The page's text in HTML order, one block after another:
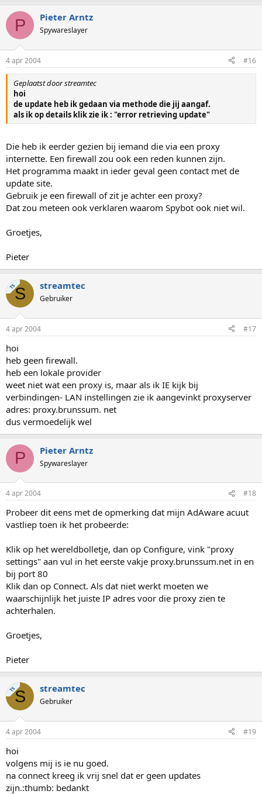
P Pieter Arntz
Spywareslayer
4 apr 2004 #16
Geplaatst door streamtec
hoi
de update heb ik gedaan via methode die jij aangaf.
als ik op details klik zie ik : "error retrieving update"
Die heb ik eerder gezien bij iemand die via een proxy
internette. Een firewall zou ook een reden kunnen zijn.
Het programma maakt in ieder geval geen contact met de
update site.
Gebruik je een firewall of zit je achter een proxy?
Dat zou meteen ook verklaren waarom Spybot ook niet wil.
Groetjes,
Pieter
TSS streamtec
Gebruiker
4 apr 2004 #17
hoi
heb geen firewall.
heb een lokale provider
weet niet wat een proxy is, maar als ik IE kijk bij
verbindingen- LAN instellingen zie ik aangevinkt proxyserver
adres: proxy.brunssum. net
dus vermoedelijk wel
P Pieter Arntz
Spywareslayer
4 apr 2004 #18
Probeer dit eens met de opmerking dat mijn AdAware acuut
vastliep toen ik het probeerde:
Klik op het wereldbolletje, dan op Configure, vink "proxy
settings" aan vul in het eerste vakje proxy.brunssum.net in en
bij port 80
Klik dan op Connect. Als dat niet werkt moeten we
waarschijnlijk het juiste IP adres voor die proxy zien te
achterhalen.
Groetjes,
Pieter
TSS streamtec
Gebruiker
4 apr 2004 #19
hoi
volgens mij is ie nu goed.
na connect kreeg ik vrij snel dat er geen updates
zijn.:thumb: bedankt